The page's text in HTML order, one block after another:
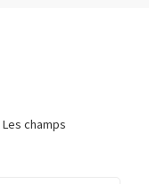
Les champs